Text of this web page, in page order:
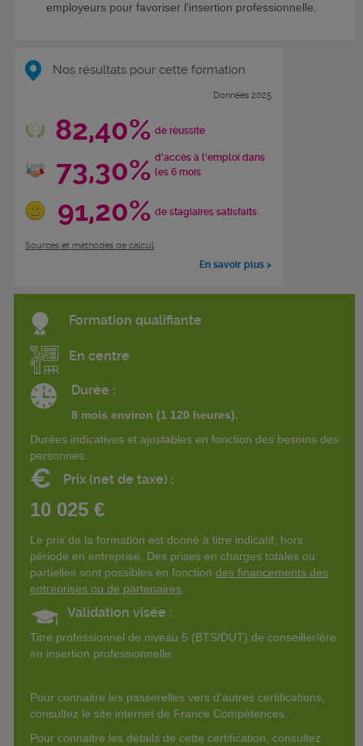
employeurs pour favoriser l'insertion professionnelle.
Nos résultats pour cette formation
Données 2025
82,40% de réussite
73,30% d'accès à l'emploi dans
les 6 mois
91,20% de stagiaires satisfaits
Sources et méthodes de calcul
En savoir plus >
Formation qualifiante
En centre
Durée :
8 mois environ (1 120 heures).
Durées indicatives et ajustables en fonction des besoins des
personnes.
€ Prix (net de taxe) :
10 025 €
Le prix de la formation est donné à titre indicatif, hors
période en entreprise. Des prises en charges totales ou
partielles sont possibles en fonction des financements des
entreprises ou de partenaires
Validation visée :
Titre professionnel de niveau 5 (BTS/DUT) de conseiller/ère
en insertion professionnelle.
Pour connaitre les passerelles vers d'autres certifications,
consultez le site internet de France Compétences.
Pour connaitre les détails de cette certification, consultez